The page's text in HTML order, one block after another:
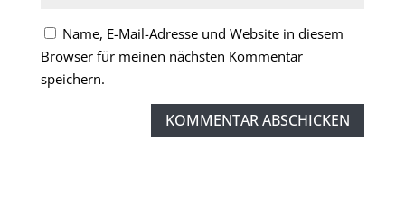
Name, E-Mail-Adresse und Website in diesem
Browser für meinen nächsten Kommentar
speichern.
KOMMENTAR ABSCHICKEN